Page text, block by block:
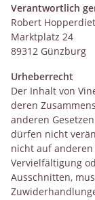
Verantwortlich
Robert
Marktplatz 24
89312 Günzburg
Urheberrecht
Der Inhalt von
deren
anderen
dürfen nicht
nicht auf anderen
Vervielfältigung
Ausschnitten,